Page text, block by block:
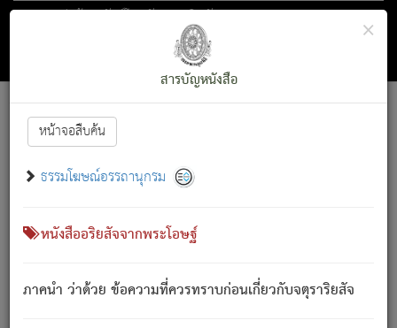
ตอน 1 ว่าด้วย สัตว์โลกกับจตุราริยสัจ
สารบัญ×
สารบัญหนังสือ
หน้าจอสืบค้น
ธรรมโฆษณ์อรรถานุกรม
หนังสืออริยสัจจากพระโอษฐ์
ภาคนำ ว่าด้วย ข้อความที่ควรทราบก่อนเกี่ยวกับจตุราริยสัจ
Font :15 ]||
สัตว์โลกนี้ เกิดความเดือดร้อนแล้ว มีผัสสะบังหน้า
เขาสำคัญสิ่งใด โดยความเป็นประการใด แต่สิ่งนั้นย่อมเป็น
(ตามที่เป็นจริง) โดยประการอื่นจากที่เขาสำคัญนั้น
สัตว์โลกติดข้องอยู่ในภพ ถูกภพบังหน้าแล้ว มีภพโดยความ
เป็นอย่างอื่น (จากที่มันเป็นอยู่จริง) จึงได้เพลิดเพลินยิ่งนักในภพ